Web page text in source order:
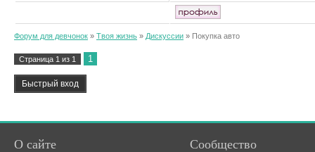
Форум для девчонок » Твоя жизнь » Дискуссии » Покупка авто
Страница 1 из 1 1
О сайте Сообщество